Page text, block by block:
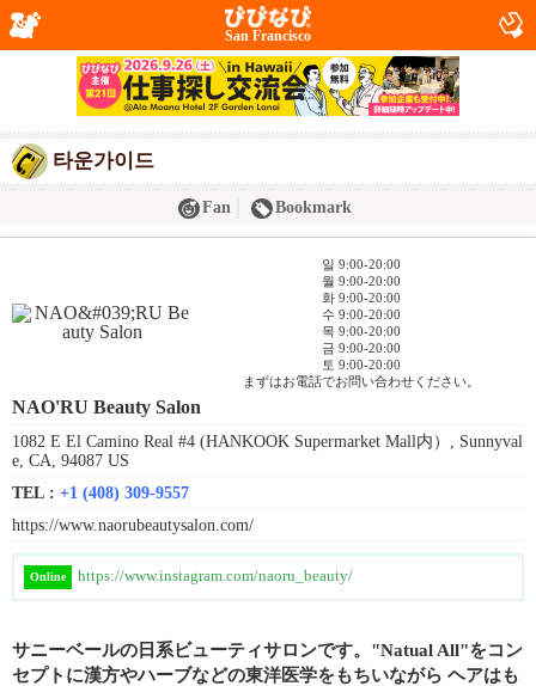
San Francisco
타운가이드
Fan Bookmark
일 9:00-20:00
월 9:00-20:00
화 9:00-20:00
수 9:00-20:00
목 9:00-20:00
금 9:00-20:00
토 9:00-20:00
まずはお電話でお問い合わせください。
NAO'RU Beauty Salon
1082 E El Camino Real #4 (HANKOOK Supermarket Mall内）, Sunnyval
e, CA, 94087 US
TEL : +1 (408) 309-9557
https://www.naorubeautysalon.com/
Online https://www.instagram.com/naoru_beauty/
サニーベールの日系ビューティサロンです。"Natual All"をコン
セプトに漢方やハーブなどの東洋医学をもちいながら ヘアはも